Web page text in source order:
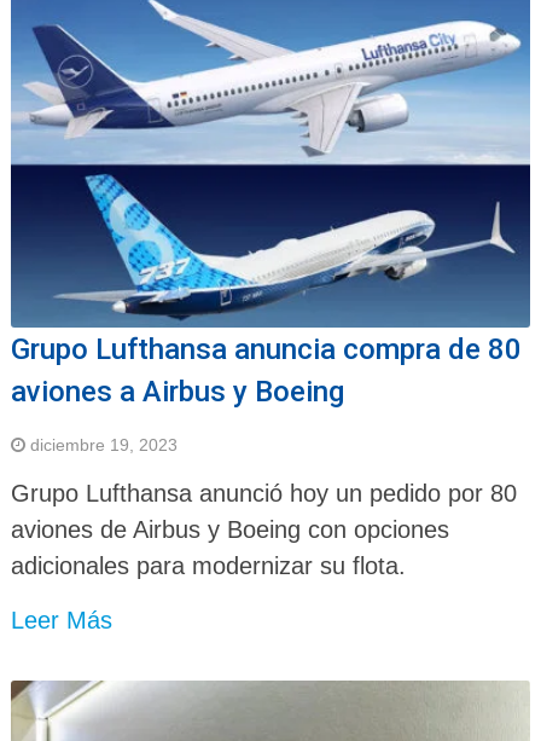
Grupo Lufthansa anuncia compra de 80
aviones a Airbus y Boeing
diciembre 19, 2023
Grupo Lufthansa anunció hoy un pedido por 80
aviones de Airbus y Boeing con opciones
adicionales para modernizar su flota.
Leer Más